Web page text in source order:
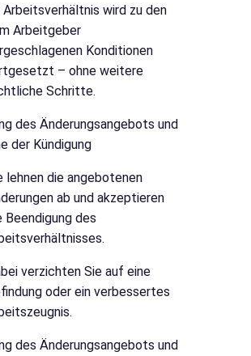
Arbeitsverhältnis wird zu den
Arbeitgeber
Konditionen
– ohne weitere
Schritte.
des Änderungsangebots und
der Kündigung
lehnen die angebotenen
ab und akzeptieren
Beendigung des
verzichten Sie auf eine
oder ein verbessertes
des Änderungsangebots und